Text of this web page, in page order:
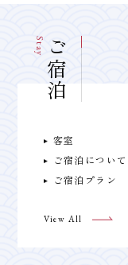
ご宿泊
Stay
客室
ご宿泊について
ご宿泊プラン
View All
よくあるご質問
採用情報
プライバシーポリシー